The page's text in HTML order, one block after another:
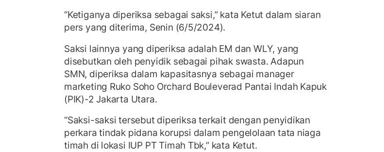
“Ketiganya diperiksa sebagai saksi,” kata Ketut dalam siaran
pers yang diterima, Senin (6/5/2024).
Saksi lainnya yang diperiksa adalah EM dan WLY, yang
disebutkan oleh penyidik sebagai pihak swasta. Adapun
SMN, diperiksa dalam kapasitasnya sebagai manager
marketing Ruko Soho Orchard Bouleverad Pantai Indah Kapuk
(PIK)-2 Jakarta Utara.
“Saksi-saksi tersebut diperiksa terkait dengan penyidikan
perkara tindak pidana korupsi dalam pengelolaan tata niaga
timah di lokasi IUP PT Timah Tbk,” kata Ketut.